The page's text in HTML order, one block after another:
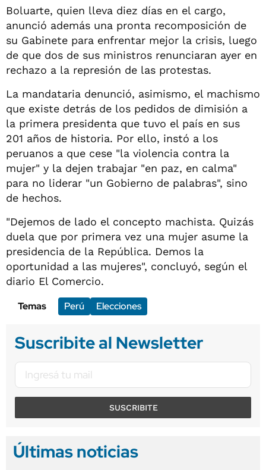
Boluarte, quien lleva diez días en el cargo,
anunció además una pronta recomposición de
su Gabinete para enfrentar mejor la crisis, luego
de que dos de sus ministros renunciaran ayer en
rechazo a la represión de las protestas.
La mandataria denunció, asimismo, el machismo
que existe detrás de los pedidos de dimisión a
la primera presidenta que tuvo el país en sus
201 años de historia. Por ello, instó a los
peruanos a que cese "la violencia contra la
mujer" y la dejen trabajar "en paz, en calma"
para no liderar "un Gobierno de palabras", sino
de hechos.
"Dejemos de lado el concepto machista. Quizás
duela que por primera vez una mujer asume la
presidencia de la República. Demos la
oportunidad a las mujeres", concluyó, según el
diario El Comercio.
Temas
Perú Elecciones
Suscribite al Newsletter
SUSCRIBITE
Últimas noticias